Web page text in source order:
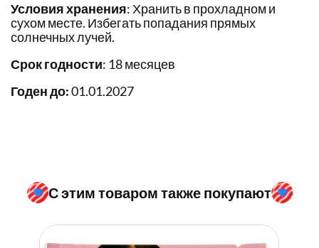
Условия хранения: Хранить в прохладном и
сухом месте. Избегать попадания прямых
солнечных лучей.
Срок годности: 18 месяцев
Годен до:01.01.2027
С этим товаром также покупают